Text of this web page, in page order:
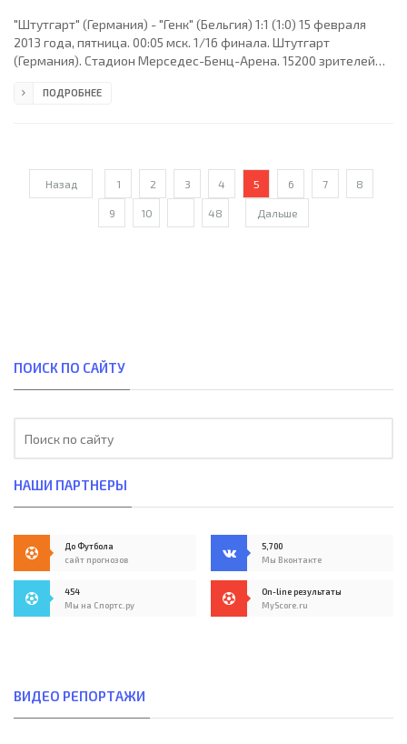
"Штутгарт" (Германия) - "Генк" (Бельгия) 1:1 (1:0) 15 февраля
2013 года, пятница. 00:05 мск. 1/16 финала. Штутгарт
(Германия). Стадион Мерседес-Бенц-Арена. 15200 зрителей
Португалия), Рикарду Сантуш, Руй Тавареш (оба - Португалия).
Максим, 74), Кристиан Гентнер, Тунай
ПОДРОБНЕЕ
Назад 1 2 3 4 5 6 7 8
9 10 48 Дальше
ПОИСК ПО САЙТУ
НАШИ ПАРТНЕРЫ
До Футбола
сайт прогнозов
5,700
Мы Вконтакте
454
Мы на Спортс.ру
On-line результаты
MyScore.ru
ВИДЕО РЕПОРТАЖИ